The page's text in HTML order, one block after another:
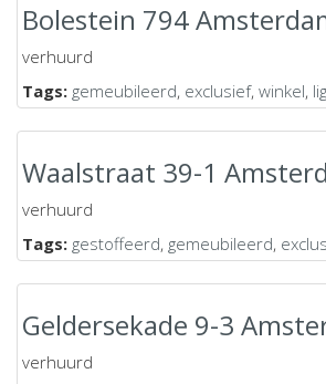
Bolestein 794
verhuurd
Tags: gemeubileerd, exclusief, winkel,
Waalstraat 39-1
verhuurd
Tags: gestoffeerd, gemeubileerd,
Geldersekade 9-3
verhuurd